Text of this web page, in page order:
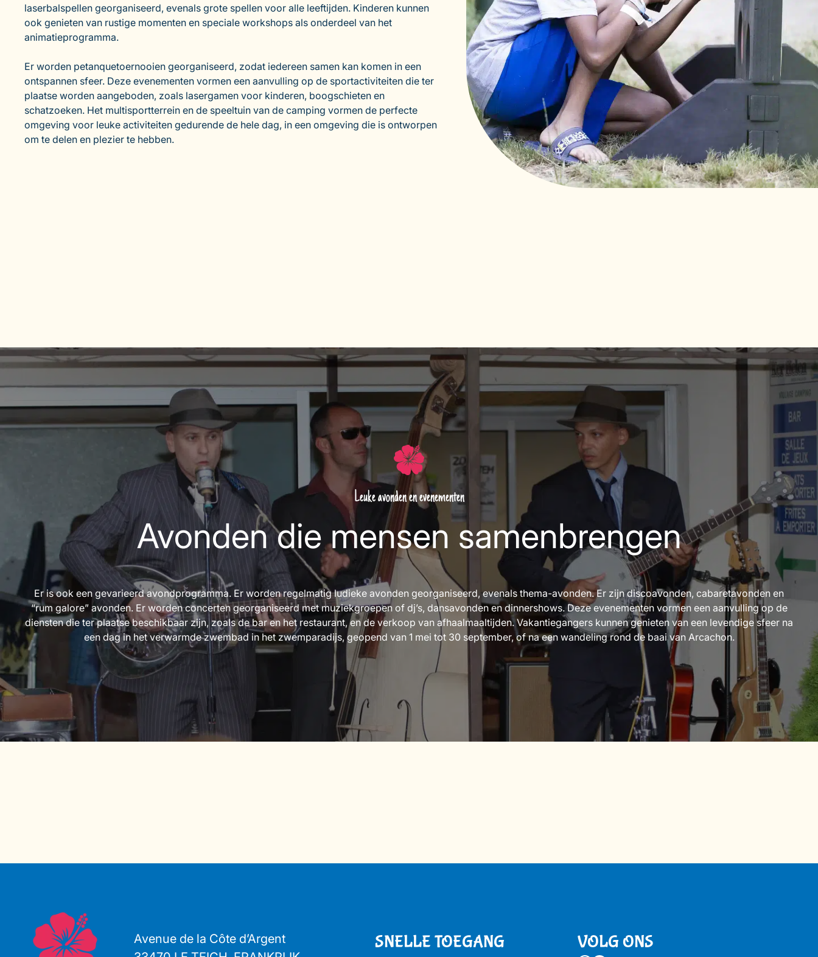
laserbalspellen georganiseerd, evenals grote spellen voor alle leeftijden. Kinderen kunnen
ook genieten van rustige momenten en speciale workshops als onderdeel van het
animatieprogramma.
Er worden petanquetoernooien georganiseerd, zodat iedereen samen kan komen in een
ontspannen sfeer. Deze evenementen vormen een aanvulling op de sportactiviteiten die ter
plaatse worden aangeboden, zoals lasergamen voor kinderen, boogschieten en
schatzoeken. Het multisportterrein en de speeltuin van de camping vormen de perfecte
omgeving voor leuke activiteiten gedurende de hele dag, in een omgeving die is ontworpen
om te delen en plezier te hebben.
Leuke avonden en evenementen
Avonden die mensen samenbrengen
Er is ook een gevarieerd avondprogramma. Er worden regelmatig ludieke avonden georganiseerd, evenals thema-avonden. Er zijn discoavonden, cabaretavonden en
“rum galore” avonden. Er worden concerten georganiseerd met muziekgroepen of dj’s, dansavonden en dinnershows. Deze evenementen vormen een aanvulling op de
diensten die ter plaatse beschikbaar zijn, zoals de bar en het restaurant, en de verkoop van afhaalmaaltijden. Vakantiegangers kunnen genieten van een levendige sfeer na
een dag in het verwarmde zwembad in het zwemparadijs, geopend van 1 mei tot 30 september, of na een wandeling rond de baai van Arcachon.
Avenue de la Côte d’Argent
SNELLE TOEGANG VOLG ONS